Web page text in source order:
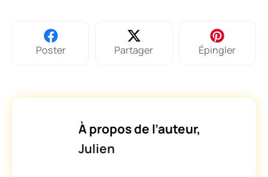
Poster Partager Épingler
À propos de l’auteur,
Julien